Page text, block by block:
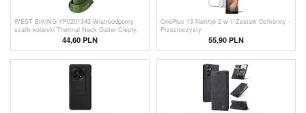
WEST BIKING YP0201343 Wiatroodporny
szalik kolarski Thermal Neck Gaiter Ciepły,
oddychający pokrowiec na głowę z otworami
44,60 PLN
OnePlus 13 Northjo 2-w-1 Zestaw Ochronny -
Przezroczysty
55,90 PLN